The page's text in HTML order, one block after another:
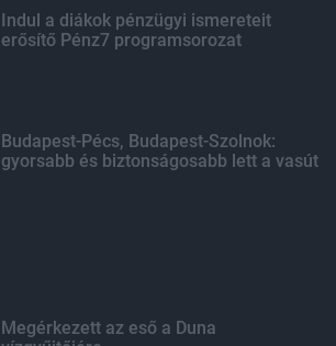
Indul a diákok pénzügyi ismereteit
erősítő Pénz7 programsorozat
Budapest-Pécs, Budapest-Szolnok:
gyorsabb és biztonságosabb lett a vasút
Megérkezett az eső a Duna